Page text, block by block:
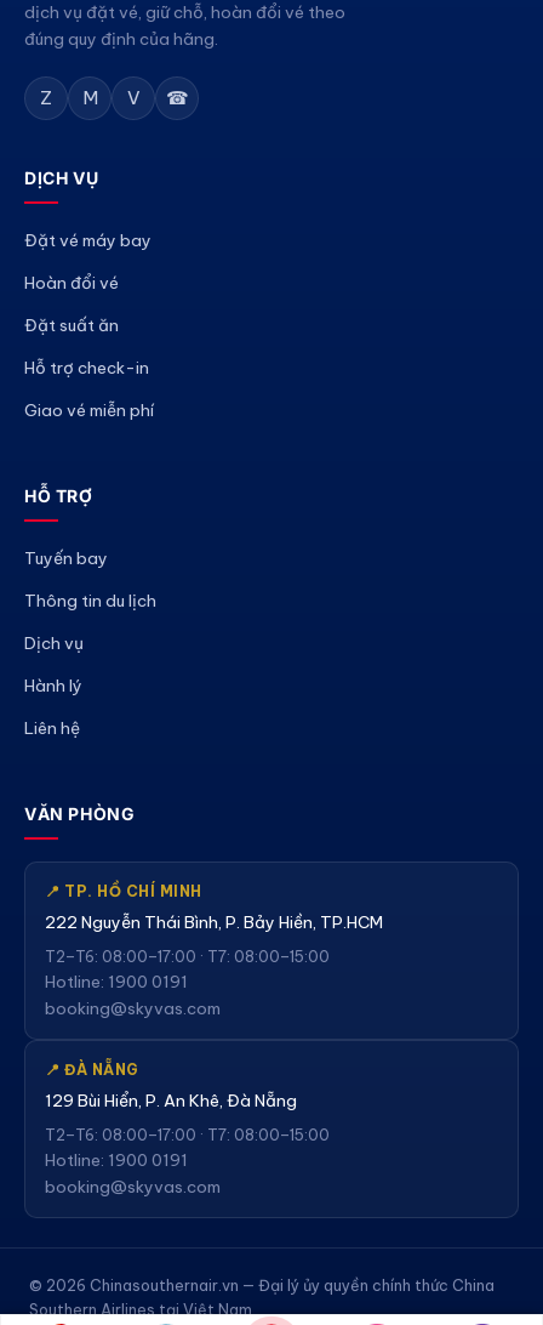
dịch vụ đặt vé, giữ chỗ, hoàn đổi vé theo
đúng quy định của hãng.
Z M V ☎
DỊCH VỤ
Đặt vé máy bay
Hoàn đổi vé
Đặt suất ăn
Hỗ trợ check-in
Giao vé miễn phí
HỖ TRỢ
Tuyến bay
Thông tin du lịch
Dịch vụ
Hành lý
Liên hệ
VĂN PHÒNG
📍 TP. HỒ CHÍ MINH
222 Nguyễn Thái Bình, P. Bảy Hiền, TP.HCM
T2–T6: 08:00–17:00 · T7: 08:00–15:00
Hotline: 1900 0191
booking@skyvas.com
📍 ĐÀ NẴNG
129 Bùi Hiển, P. An Khê, Đà Nẵng
T2–T6: 08:00–17:00 · T7: 08:00–15:00
Hotline: 1900 0191
booking@skyvas.com
© 2026 Chinasouthernair.vn — Đại lý ủy quyền chính thức China
Southern Airlines tại Việt Nam.